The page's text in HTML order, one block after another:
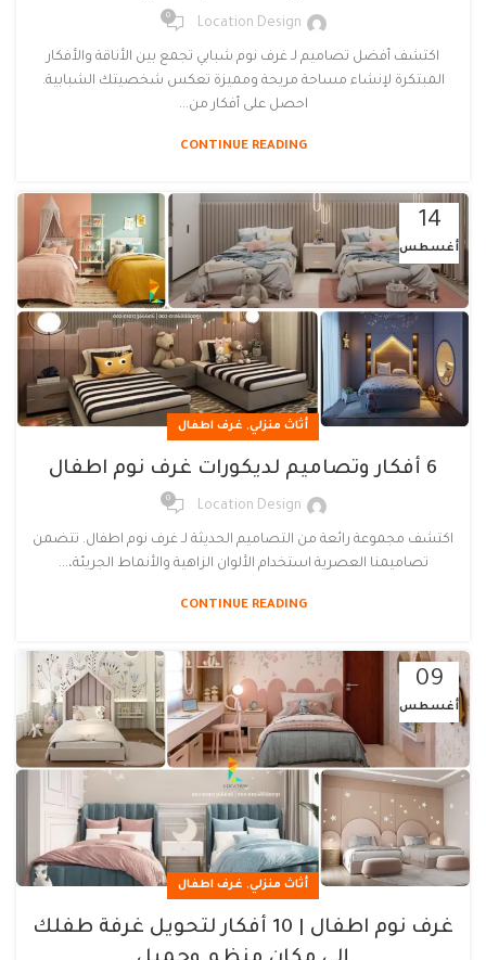
Location Design
0
اكتشف أفضل تصاميم لـ غرف نوم شبابي تجمع بين الأناقة والأفكار
المبتكرة لإنشاء مساحة مريحة ومميزة تعكس شخصيتك الشبابية.
احصل على أفكار من...
CONTINUE READING
14
أغسطس
أثاث منزلي, غرف اطفال
6 أفكار وتصاميم لديكورات غرف نوم اطفال
Location Design
0
اكتشف مجموعة رائعة من التصاميم الحديثة لـ غرف نوم اطفال. تتضمن
تصاميمنا العصرية استخدام الألوان الزاهية والأنماط الجريئة،...
CONTINUE READING
09
أغسطس
أثاث منزلي, غرف اطفال
غرف نوم اطفال | 10 أفكار لتحويل غرفة طفلك